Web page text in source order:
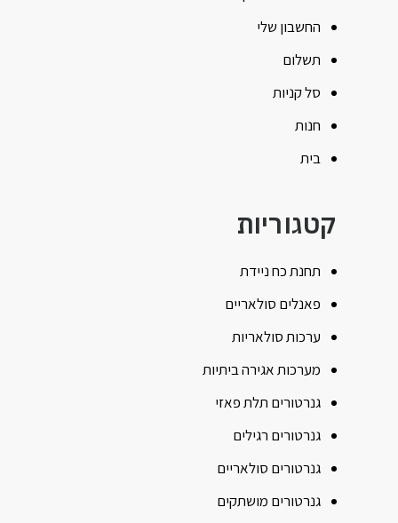
החשבון שלי
תשלום
סל קניות
חנות
בית
קטגוריות
תחנת כח ניידת
פאנלים סולאריים
ערכות סולאריות
מערכות אגירה ביתיות
גנרטורים תלת פאזי
גנרטורים רגילים
גנרטורים סולאריים
גנרטורים מושתקים